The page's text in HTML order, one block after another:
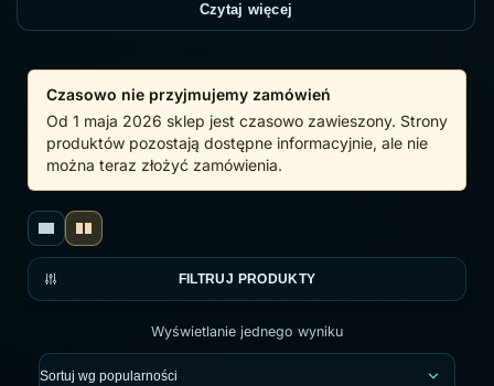
Czytaj więcej
Czasowo nie przyjmujemy zamówień
Od 1 maja 2026 sklep jest czasowo zawieszony. Strony
produktów pozostają dostępne informacyjnie, ale nie
można teraz złożyć zamówienia.
FILTRUJ PRODUKTY
Wyświetlanie jednego wyniku